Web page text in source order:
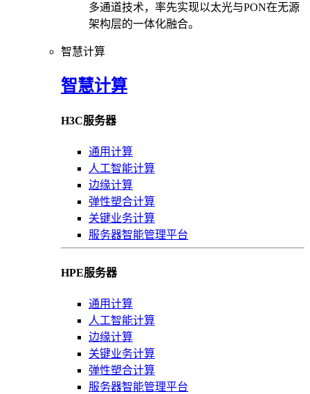
多通道技术，率先实现以太光与PON在无源
架构层的一体化融合。
智慧计算
智慧计算
H3C服务器
通用计算
人工智能计算
边缘计算
弹性塑合计算
关键业务计算
服务器智能管理平台
HPE服务器
通用计算
人工智能计算
边缘计算
关键业务计算
弹性塑合计算
服务器智能管理平台